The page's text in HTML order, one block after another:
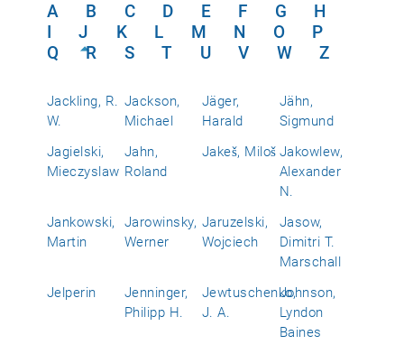
A B C D E F G
H
I
J K L M N O
P
Q
R S T U V W Z
Jackling, R.
W.
Jackson,
Michael
Jäger,
Harald
Jähn,
Sigmund
Jagielski,
Mieczyslaw
Jahn,
Roland
Jakeš, Miloš Jakowlew,
Alexander
N.
Jankowski,
Martin
Jarowinsky,
Werner
Jaruzelski,
Wojciech
Jasow,
Dimitri T.
Marschall
Jelperin
Jenninger,
Philipp H.
Jewtuschenko,
J. A.
Johnson,
Lyndon
Baines